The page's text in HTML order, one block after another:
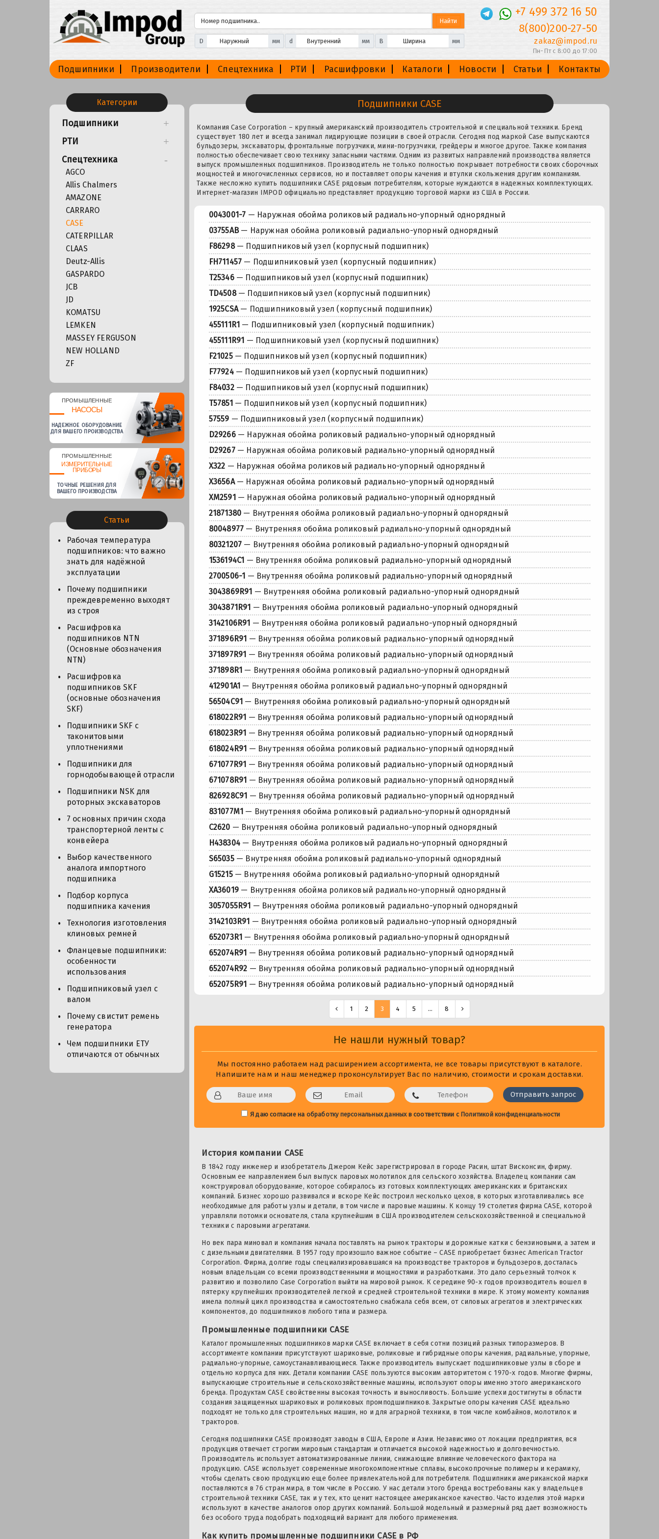
D мм d мм B мм
+7 499 372 16 50
8(800)200-27-50
zakaz@impod.ru
Пн-Пт с 8:00 до 17:00
Подшипники Производители Спецтехника РТИ Расшифровки Каталоги Новости Статьи Контакты
Категории
Подшипники
РТИ
Спецтехника
AGCO
Allis Chalmers
AMAZONE
CARRARO
CASE
CATERPILLAR
CLAAS
Deutz-Allis
GASPARDO
JCB
JD
KOMATSU
LEMKEN
MASSEY FERGUSON
NEW HOLLAND
ZF
ПРОМЫШЛЕННЫЕ
НАСОСЫ
НАДЕЖНОЕ ОБОРУДОВАНИЕ
ДЛЯ ВАШЕГО ПРОИЗВОДСТВА
ПРОМЫШЛЕННЫЕ
ИЗМЕРИТЕЛЬНЫЕ
ПРИБОРЫ
ТОЧНЫЕ РЕШЕНИЯ ДЛЯ
ВАШЕГО ПРОИЗВОДСТВА
Статьи
Рабочая температура
подшипников: что важно
знать для надёжной
эксплуатации
Почему подшипники
преждевременно выходят
из строя
Расшифровка
подшипников NTN
(Основные обозначения
NTN)
Расшифровка
подшипников SKF
(основные обозначения
SKF)
Подшипники SKF с
таконитовыми
уплотнениями
Подшипники для
горнодобывающей отрасли
Подшипники NSK для
роторных экскаваторов
7 основных причин схода
транспортерной ленты с
конвейера
Выбор качественного
аналога импортного
подшипника
Подбор корпуса
подшипника качения
Технология изготовления
клиновых ремней
Фланцевые подшипники:
особенности
использования
Подшипниковый узел с
валом
Почему свистит ремень
генератора
Чем подшипники ЕТУ
отличаются от обычных
Подшипники CASE
Компания Case Corporation – крупный американский производитель строительной и специальной техники. Бренд
существует 180 лет и всегда занимал лидирующие позиции в своей отрасли. Сегодня под маркой Case выпускаются
бульдозеры, экскаваторы, фронтальные погрузчики, мини-погрузчики, грейдеры и многое другое. Также компания
полностью обеспечивает свою технику запасными частями. Одним из развитых направлений производства является
выпуск промышленных подшипников. Производитель не только полностью покрывает потребности своих сборочных
мощностей и многочисленных сервисов, но и поставляет опоры качения и втулки скольжения другим компаниям.
Также несложно купить подшипники CASE рядовым потребителям, которые нуждаются в надежных комплектующих.
Интернет-магазин IMPOD официально представляет продукцию торговой марки из США в России.
0043001-7 — Наружная обойма роликовый радиально-упорный однорядный
03755AB— Наружная обойма роликовый радиально-упорный однорядный
F86298— Подшипниковый узел (корпусный подшипник)
FH711457 — Подшипниковый узел (корпусный подшипник)
T25346— Подшипниковый узел (корпусный подшипник)
TD4508— Подшипниковый узел (корпусный подшипник)
1925CSA— Подшипниковый узел (корпусный подшипник)
455111R1 — Подшипниковый узел (корпусный подшипник)
455111R91 — Подшипниковый узел (корпусный подшипник)
F21025— Подшипниковый узел (корпусный подшипник)
F77924— Подшипниковый узел (корпусный подшипник)
F84032— Подшипниковый узел (корпусный подшипник)
T57851 — Подшипниковый узел (корпусный подшипник)
57559 — Подшипниковый узел (корпусный подшипник)
D29266— Наружная обойма роликовый радиально-упорный однорядный
D29267— Наружная обойма роликовый радиально-упорный однорядный
X322 — Наружная обойма роликовый радиально-упорный однорядный
X3656A— Наружная обойма роликовый радиально-упорный однорядный
XM2591 — Наружная обойма роликовый радиально-упорный однорядный
21871380 — Внутренняя обойма роликовый радиально-упорный однорядный
80048977 — Внутренняя обойма роликовый радиально-упорный однорядный
80321207 — Внутренняя обойма роликовый радиально-упорный однорядный
1536194C1 — Внутренняя обойма роликовый радиально-упорный однорядный
2700506-1 — Внутренняя обойма роликовый радиально-упорный однорядный
3043869R91 — Внутренняя обойма роликовый радиально-упорный однорядный
3043871R91 — Внутренняя обойма роликовый радиально-упорный однорядный
3142106R91 — Внутренняя обойма роликовый радиально-упорный однорядный
371896R91 — Внутренняя обойма роликовый радиально-упорный однорядный
371897R91 — Внутренняя обойма роликовый радиально-упорный однорядный
371898R1 — Внутренняя обойма роликовый радиально-упорный однорядный
412901A1 — Внутренняя обойма роликовый радиально-упорный однорядный
56504C91 — Внутренняя обойма роликовый радиально-упорный однорядный
618022R91 — Внутренняя обойма роликовый радиально-упорный однорядный
618023R91 — Внутренняя обойма роликовый радиально-упорный однорядный
618024R91 — Внутренняя обойма роликовый радиально-упорный однорядный
671077R91 — Внутренняя обойма роликовый радиально-упорный однорядный
671078R91 — Внутренняя обойма роликовый радиально-упорный однорядный
826928C91 — Внутренняя обойма роликовый радиально-упорный однорядный
831077M1 — Внутренняя обойма роликовый радиально-упорный однорядный
C2620 — Внутренняя обойма роликовый радиально-упорный однорядный
H438304 — Внутренняя обойма роликовый радиально-упорный однорядный
S65035— Внутренняя обойма роликовый радиально-упорный однорядный
G15215— Внутренняя обойма роликовый радиально-упорный однорядный
XA36019 — Внутренняя обойма роликовый радиально-упорный однорядный
3057055R91 — Внутренняя обойма роликовый радиально-упорный однорядный
3142103R91 — Внутренняя обойма роликовый радиально-упорный однорядный
652073R1 — Внутренняя обойма роликовый радиально-упорный однорядный
652074R91 — Внутренняя обойма роликовый радиально-упорный однорядный
652074R92 — Внутренняя обойма роликовый радиально-упорный однорядный
652075R91 — Внутренняя обойма роликовый радиально-упорный однорядный
1 2 3 4 5 ... 8
Не нашли нужный товар?
Мы постоянно работаем над расширением ассортимента, не все товары присутствуют в каталоге.
Напишите нам и наш менеджер проконсультирует Вас по наличию, стоимости и срокам доставки.
Я даю согласие на обработку персональных данныхв соответствии с Политикой конфиденциальности
История компании CASE
В 1842 году инженер и изобретатель Джером Кейс зарегистрировал в городе Расин, штат Висконсин, фирму.
Основным ее направлением был выпуск паровых молотилок для сельского хозяйства. Владелец компании сам
конструировал оборудование, которое собиралось из готовых комплектующих американских и британских
компаний. Бизнес хорошо развивался и вскоре Кейс построил несколько цехов, в которых изготавливались все
необходимые для работы узлы и детали, в том числе и паровые машины. К концу 19 столетия фирма CASE, которой
управляли потомки основателя, стала крупнейшим в США производителем сельскохозяйственной и специальной
техники с паровыми агрегатами.
Но век пара миновал и компания начала поставлять на рынок тракторы и дорожные катки с бензиновыми, а затем и
с дизельными двигателями. В 1957 году произошло важное событие – CASE приобретает бизнес American Tractor
Corporation. Фирма, долгие годы специализировавшаяся на производстве тракторов и бульдозеров, досталась
новым владельцам со всеми производственными и мощностями и разработками. Это дало серьезный толчок к
развитию и позволило Case Corporation выйти на мировой рынок. К середине 90-х годов производитель вошел в
пятерку крупнейших производителей легкой и средней строительной техники в мире. К этому моменту компания
имела полный цикл производства и самостоятельно снабжала себя всем, от силовых агрегатов и электрических
компонентов, до подшипников любого типа и размера.
Промышленные подшипники CASE
Каталог промышленных подшипников марки CASE включает в себя сотни позиций разных типоразмеров. В
ассортименте компании присутствуют шариковые, роликовые и гибридные опоры качения, радиальные, упорные,
радиально-упорные, самоустанавливающиеся. Также производитель выпускает подшипниковые узлы в сборе и
отдельно корпуса для них. Детали компании CASE пользуются высоким авторитетом с 1970-х годов. Многие фирмы,
выпускающие строительные и сельскохозяйственные машины, используют опоры именно этого американского
бренда. Продуктам CASE свойственны высокая точность и выносливость. Большие успехи достигнуты в области
создания защищенных шариковых и роликовых промподшипников. Закрытые опоры качения CASE идеально
подходят не только для строительных машин, но и для аграрной техники, в том числе комбайнов, молотилок и
тракторов.
Сегодня подшипники CASE производят заводы в США, Европе и Азии. Независимо от локации предприятия, вся
продукция отвечает строгим мировым стандартам и отличается высокой надежностью и долговечностью.
Производитель использует автоматизированные линии, снижающие влияние человеческого фактора на
продукцию. CASE использует современные многокомпонентные сплавы, высокопрочные полимеры и керамику,
чтобы сделать свою продукцию еще более привлекательной для потребителя. Подшипники американской марки
поставляются в 76 стран мира, в том числе в Россию. У нас детали этого бренда востребованы как у владельцев
строительной техники CASE, так и у тех, кто ценит настоящее американское качество. Часто изделия этой марки
используют в качестве аналогов опор других компаний. Большой модельный и размерный ряд дает возможность
без особого труда подобрать подходящий вариант для любого применения.
Как купить промышленные подшипники CASE в РФ